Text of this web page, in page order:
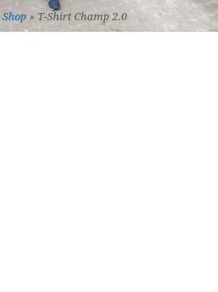
Shop » T-Shirt Champ 2.0